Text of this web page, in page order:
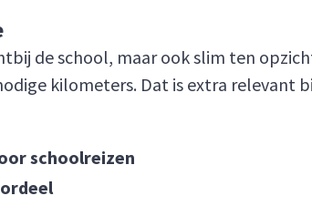
de school, maar ook slim ten
kilometers. Dat is extra relevant
schoolreizen